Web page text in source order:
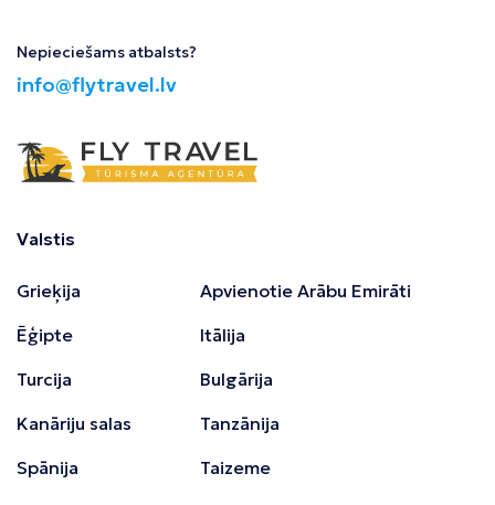
Nepieciešams atbalsts?
info@flytravel.lv
Valstis
Grieķija
Ēģipte
Turcija
Kanāriju salas
Spānija
Apvienotie Arābu Emirāti
Itālija
Bulgārija
Tanzānija
Taizeme